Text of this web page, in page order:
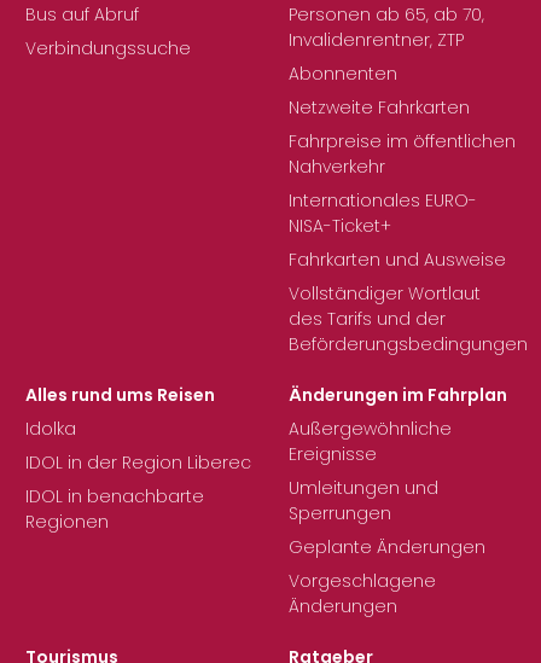
Bus auf Abruf
Verbindungssuche
Personen ab 65, ab 70,
Invalidenrentner, ZTP
Abonnenten
Netzweite Fahrkarten
Fahrpreise im öffentlichen
Nahverkehr
Internationales EURO-
NISA-Ticket+
Fahrkarten und Ausweise
Vollständiger Wortlaut
des Tarifs und der
Beförderungsbedingungen
Alles rund ums Reisen
Idolka
IDOL in der Region Liberec
IDOL in benachbarte
Regionen
Änderungen im Fahrplan
Außergewöhnliche
Ereignisse
Umleitungen und
Sperrungen
Geplante Änderungen
Vorgeschlagene
Änderungen
Tourismus Ratgeber